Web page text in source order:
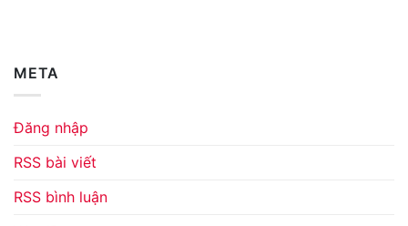
META
Đăng nhập
RSS bài viết
RSS bình luận